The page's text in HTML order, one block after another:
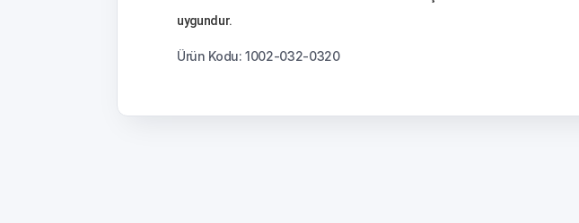
uygundur.
Ürün Kodu: 1002-032-0320